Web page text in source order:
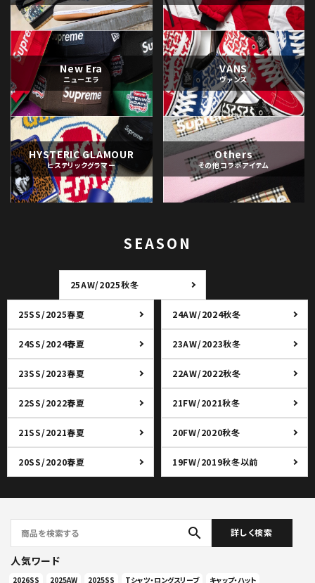
New Era
ニューエラ
VANS
ヴァンズ
HYSTERIC GLAMOUR
ヒステリックグラマー
Others
その他コラボアイテム
SEASON
25AW/2025秋冬
25SS/2025春夏 24AW/2024秋冬
24SS/2024春夏 23AW/2023秋冬
23SS/2023春夏 22AW/2022秋冬
22SS/2022春夏 21FW/2021秋冬
21SS/2021春夏 20FW/2020秋冬
20SS/2020春夏 19FW/2019秋冬以前
search 詳しく検索
人気ワード
2026SS 2025AW 2025SS Tシャツ・ロングスリーブ
キャップ・ハット